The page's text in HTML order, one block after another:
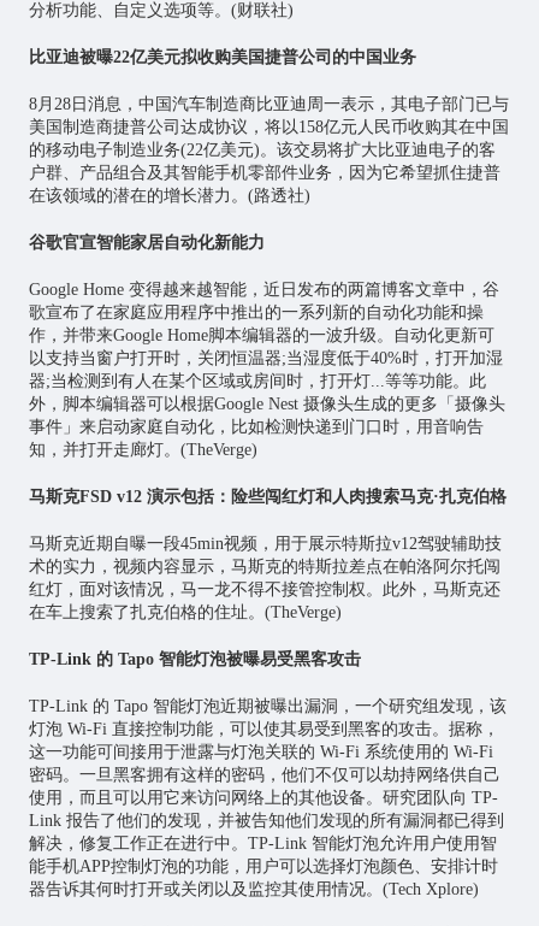
分析功能、自定义选项等。(财联社)
比亚迪被曝22亿美元拟收购美国捷普公司的中国业务
8月28日消息，中国汽车制造商比亚迪周一表示，其电子部门已与
美国制造商捷普公司达成协议，将以158亿元人民币收购其在中国
的移动电子制造业务(22亿美元)。该交易将扩大比亚迪电子的客
户群、产品组合及其智能手机零部件业务，因为它希望抓住捷普
在该领域的潜在的增长潜力。(路透社)
谷歌官宣智能家居自动化新能力
Google Home 变得越来越智能，近日发布的两篇博客文章中，谷
歌宣布了在家庭应用程序中推出的一系列新的自动化功能和操
作，并带来Google Home脚本编辑器的一波升级。自动化更新可
以支持当窗户打开时，关闭恒温器;当湿度低于40%时，打开加湿
器;当检测到有人在某个区域或房间时，打开灯...等等功能。此
外，脚本编辑器可以根据Google Nest 摄像头生成的更多「摄像头
事件」来启动家庭自动化，比如检测快递到门口时，用音响告
知，并打开走廊灯。(TheVerge)
马斯克FSD v12 演示包括：险些闯红灯和人肉搜索马克·扎克伯格
马斯克近期自曝一段45min视频，用于展示特斯拉v12驾驶辅助技
术的实力，视频内容显示，马斯克的特斯拉差点在帕洛阿尔托闯
红灯，面对该情况，马一龙不得不接管控制权。此外，马斯克还
在车上搜索了扎克伯格的住址。(TheVerge)
TP-Link 的 Tapo 智能灯泡被曝易受黑客攻击
TP-Link 的 Tapo 智能灯泡近期被曝出漏洞，一个研究组发现，该
灯泡 Wi-Fi 直接控制功能，可以使其易受到黑客的攻击。据称，
这一功能可间接用于泄露与灯泡关联的 Wi-Fi 系统使用的 Wi-Fi
密码。一旦黑客拥有这样的密码，他们不仅可以劫持网络供自己
使用，而且可以用它来访问网络上的其他设备。研究团队向 TP-
Link 报告了他们的发现，并被告知他们发现的所有漏洞都已得到
解决，修复工作正在进行中。TP-Link 智能灯泡允许用户使用智
能手机APP控制灯泡的功能，用户可以选择灯泡颜色、安排计时
器告诉其何时打开或关闭以及监控其使用情况。(Tech Xplore)